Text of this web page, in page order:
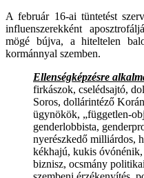
A február 16-ai tüntetést
influenszerekként
mögé bújva, a hiteltelen
kormánnyal szemben.
Ellenségképzésre
firkászok, cselédsajtó,
Soros, dollárintéző
ügynökök, „független-
genderlobbista,
nyerészkedő milliárdos,
kékhajú, kukis
biznisz, ocsmány